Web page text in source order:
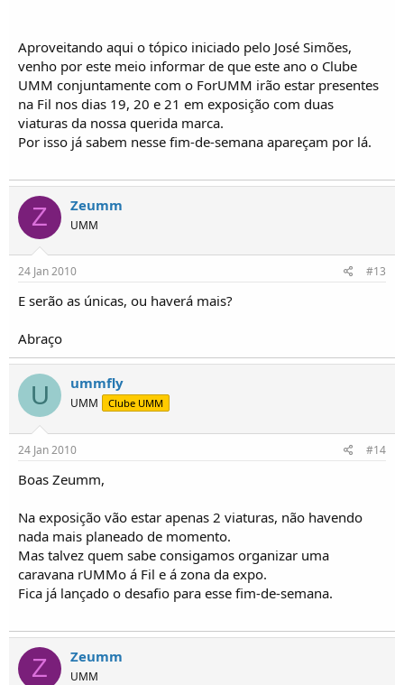
Aproveitando aqui o tópico iniciado pelo José Simões,
venho por este meio informar de que este ano o Clube
UMM conjuntamente com o ForUMM irão estar presentes
na Fil nos dias 19, 20 e 21 em exposição com duas
viaturas da nossa querida marca.
Por isso já sabem nesse fim-de-semana apareçam por lá.
Z Zeumm
UMM
24 Jan 2010 #13
E serão as únicas, ou haverá mais?
Abraço
U ummfly
UMM Clube UMM
24 Jan 2010 #14
Boas Zeumm,
Na exposição vão estar apenas 2 viaturas, não havendo
nada mais planeado de momento.
Mas talvez quem sabe consigamos organizar uma
caravana rUMMo á Fil e á zona da expo.
Fica já lançado o desafio para esse fim-de-semana.
Z Zeumm
UMM